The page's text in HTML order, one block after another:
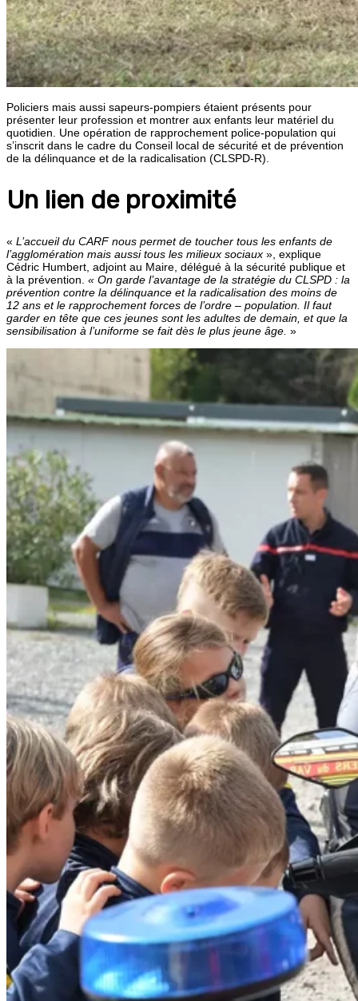
Policiers mais aussi sapeurs-pompiers étaient présents pour
présenter leur profession et montrer aux enfants leur matériel du
quotidien. Une opération de rapprochement police-population qui
s’inscrit dans le cadre du Conseil local de sécurité et de prévention
de la délinquance et de la radicalisation (CLSPD-R).
Un lien de proximité
« L’accueil du CARF nous permet de toucher tous les enfants de
l’agglomération mais aussi tous les milieux sociaux », explique
Cédric Humbert, adjoint au Maire, délégué à la sécurité publique et
à la prévention. « On garde l’avantage de la stratégie du CLSPD : la
prévention contre la délinquance et la radicalisation des moins de
12 ans et le rapprochement forces de l’ordre – population. Il faut
garder en tête que ces jeunes sont les adultes de demain, et que la
sensibilisation à l’uniforme se fait dès le plus jeune âge. »